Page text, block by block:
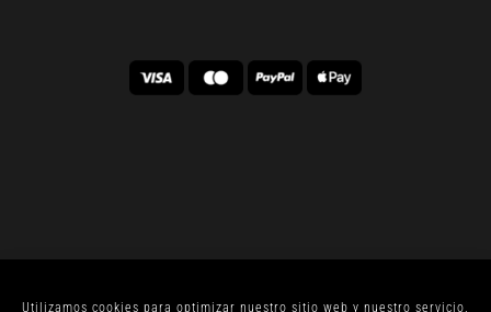
Utilizamos cookies para optimizar nuestro sitio web y nuestro servicio.